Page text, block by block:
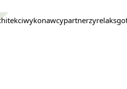
wykonawcypartnerzyrelaks